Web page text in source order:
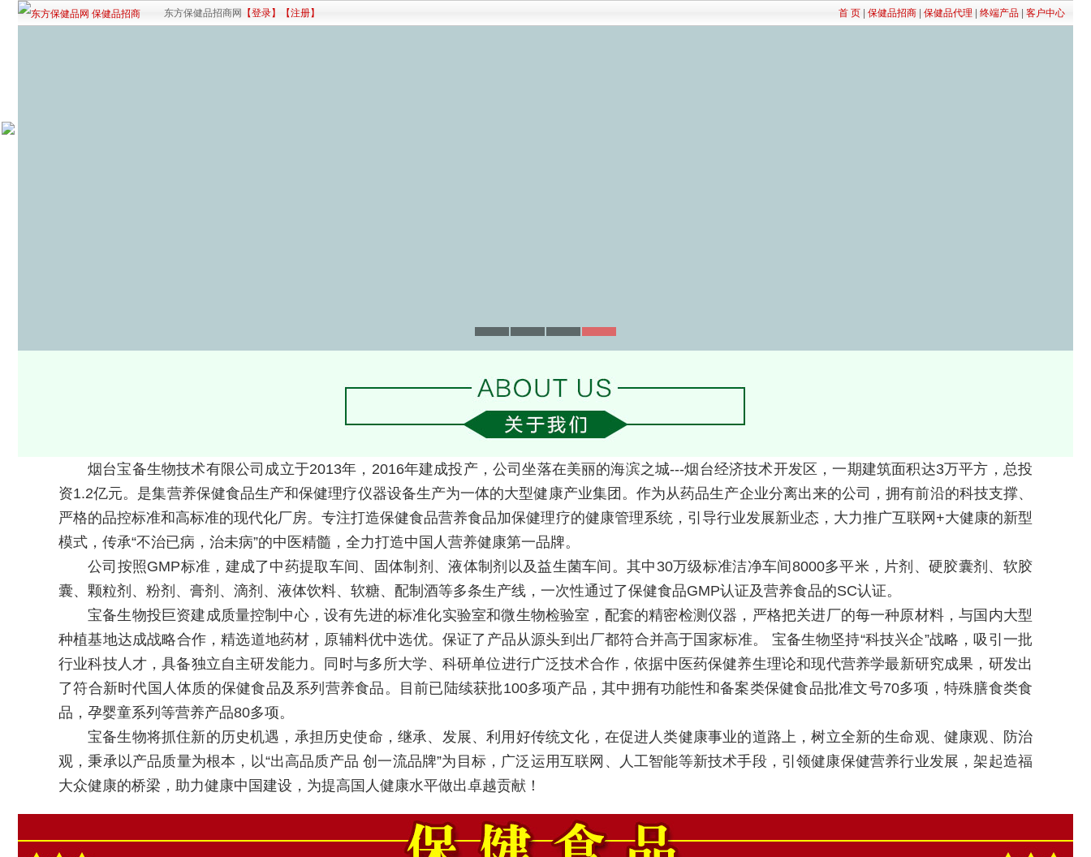
首 页 保健品招商 保健品代理 终端产品 客户中心
东方保健品招商网 【登录】 【注册】
1 2 3
烟台宝备生物技术有限公司成立于2013年，2016年建成投产，公司坐落在美丽的海滨之城---烟台经济技术开发区，一期建筑面积达3万平方，总投
资1.2亿元。是集营养保健食品生产和保健理疗仪器设备生产为一体的大型健康产业集团。作为从药品生产企业分离出来的公司，拥有前沿的科技支撑、
严格的品控标准和高标准的现代化厂房。专注打造保健食品营养食品加保健理疗的健康管理系统，引导行业发展新业态，大力推广互联网+大健康的新型
模式，传承“不治已病，治未病”的中医精髓，全力打造中国人营养健康第一品牌。
公司按照GMP标准，建成了中药提取车间、固体制剂、液体制剂以及益生菌车间。其中30万级标准洁净车间8000多平米，片剂、硬胶囊剂、软胶
囊、颗粒剂、粉剂、膏剂、滴剂、液体饮料、软糖、配制酒等多条生产线，一次性通过了保健食品GMP认证及营养食品的SC认证。
宝备生物投巨资建成质量控制中心，设有先进的标准化实验室和微生物检验室，配套的精密检测仪器，严格把关进厂的每一种原材料，与国内大型
种植基地达成战略合作，精选道地药材，原辅料优中选优。保证了产品从源头到出厂都符合并高于国家标准。 宝备生物坚持“科技兴企”战略，吸引一批
行业科技人才，具备独立自主研发能力。同时与多所大学、科研单位进行广泛技术合作，依据中医药保健养生理论和现代营养学最新研究成果，研发出
了符合新时代国人体质的保健食品及系列营养食品。目前已陆续获批100多项产品，其中拥有功能性和备案类保健食品批准文号70多项，特殊膳食类食
品，孕婴童系列等营养产品80多项。
宝备生物将抓住新的历史机遇，承担历史使命，继承、发展、利用好传统文化，在促进人类健康事业的道路上，树立全新的生命观、健康观、防治
观，秉承以产品质量为根本，以“出高品质产品 创一流品牌”为目标，广泛运用互联网、人工智能等新技术手段，引领健康保健营养行业发展，架起造福
大众健康的桥梁，助力健康中国建设，为提高国人健康水平做出卓越贡献！